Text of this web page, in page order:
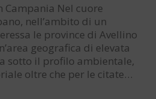
Campania Nel cuore
nell’ambito di un
le province di Avellino
geografica di elevata
sotto il profilo ambientale,
oltre che per le citate…